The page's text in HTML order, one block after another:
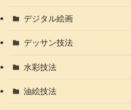
デジタル絵画
デッサン技法
水彩技法
油絵技法